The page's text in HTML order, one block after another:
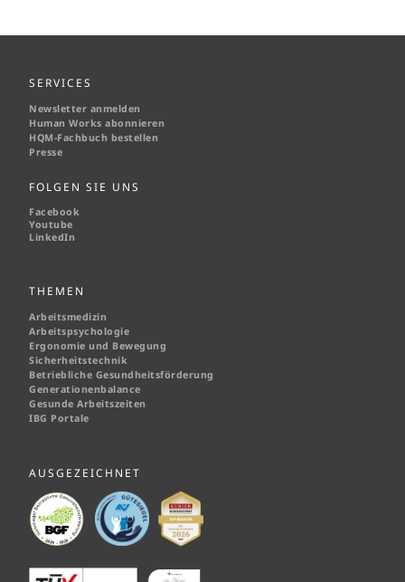
SERVICES
Newsletter anmelden
Human Works abonnieren
HQM-Fachbuch bestellen
Presse
FOLGEN SIE UNS
Facebook
Youtube
LinkedIn
THEMEN
Arbeitsmedizin
Arbeitspsychologie
Ergonomie und Bewegung
Sicherheitstechnik
Betriebliche Gesundheitsförderung
Generationenbalance
Gesunde Arbeitszeiten
IBG Portale
AUSGEZEICHNET